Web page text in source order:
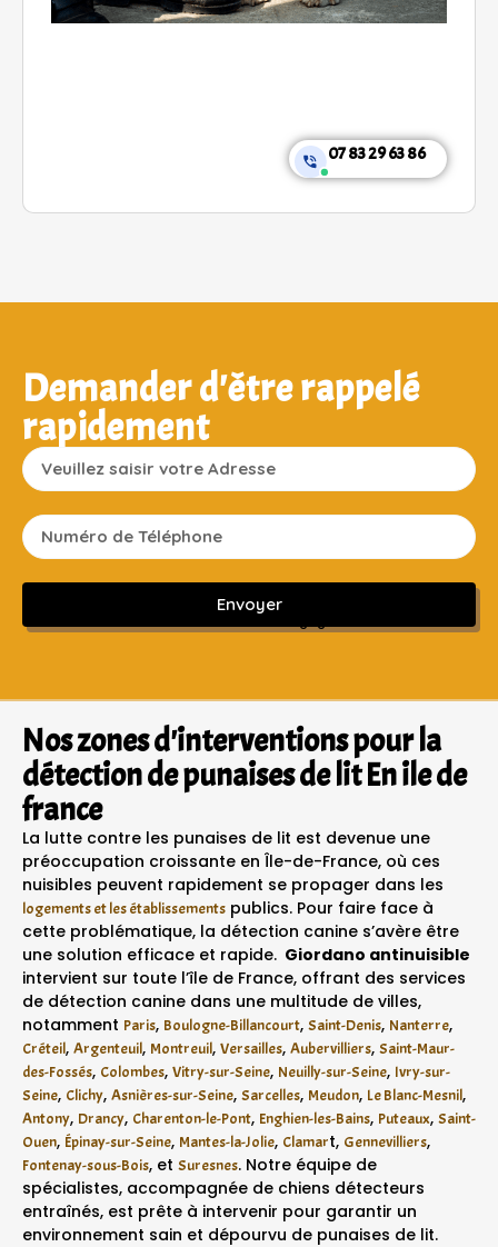
07 83 29 63 86
Demander d'être rappelé
rapidement
Envoyer
Sans engagement ni frais cachés
Nos zones d'interventions pour la
détection de punaises de lit En ile de
france
La lutte contre les punaises de lit est devenue une
préoccupation croissante en Île-de-France, où ces
nuisibles peuvent rapidement se propager dans les
logements et les établissements publics. Pour faire face à
cette problématique, la détection canine s’avère être
une solution efficace et rapide. Giordano antinuisible
intervient sur toute l’île de France, offrant des services
de détection canine dans une multitude de villes,
notamment Paris, Boulogne-Billancourt, Saint-Denis, Nanterre,
Créteil, Argenteuil, Montreuil, Versailles, Aubervilliers, Saint-Maur-
des-Fossés, Colombes, Vitry-sur-Seine, Neuilly-sur-Seine, Ivry-sur-
Seine, Clichy, Asnières-sur-Seine, Sarcelles, Meudon, Le Blanc-Mesnil,
Antony, Drancy, Charenton-le-Pont, Enghien-les-Bains, Puteaux, Saint-
Ouen, Épinay-sur-Seine, Mantes-la-Jolie, Clamart, Gennevilliers,
Fontenay-sous-Bois, et Suresnes. Notre équipe de
spécialistes, accompagnée de chiens détecteurs
entraînés, est prête à intervenir pour garantir un
environnement sain et dépourvu de punaises de lit.